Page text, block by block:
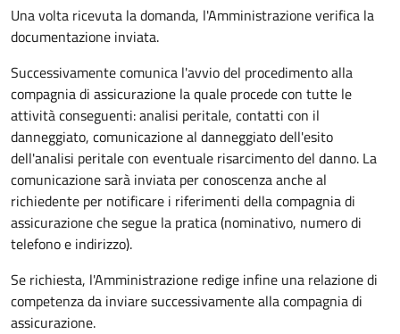
Una volta ricevuta la domanda, l'Amministrazione verifica la
documentazione inviata.
Successivamente comunica l'avvio del procedimento alla
compagnia di assicurazione la quale procede con tutte le
attività conseguenti: analisi peritale, contatti con il
danneggiato, comunicazione al danneggiato dell'esito
dell'analisi peritale con eventuale risarcimento del danno. La
comunicazione sarà inviata per conoscenza anche al
richiedente per notificare i riferimenti della compagnia di
assicurazione che segue la pratica (nominativo, numero di
telefono e indirizzo).
Se richiesta, l'Amministrazione redige infine una relazione di
competenza da inviare successivamente alla compagnia di
assicurazione.